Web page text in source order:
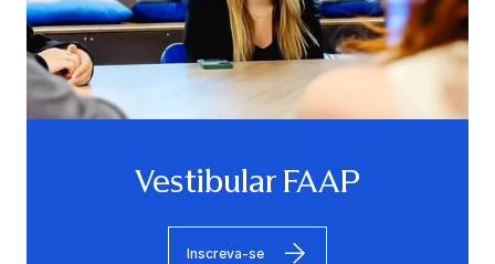
Vestibular FAAP
Inscreva-se